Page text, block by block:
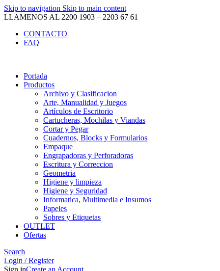
Skip to navigation Skip to main content
LLAMENOS AL 2200 1903 – 2203 67 61
CONTACTO
FAQ
Portada
Productos
Archivo y Clasificacion
Arte, Manualidad y Juegos
Artículos de Escritorio
Cartucheras, Mochilas y Viandas
Cortar y Pegar
Cuadernos, Blocks y Formularios
Empaque
Engrapadoras y Perforadoras
Escritura y Correccion
Geometria
Higiene y limpieza
Higiene y Seguridad
Informatica, Multimedia e Insumos
Papeles
Sobres y Etiquetas
OUTLET
Ofertas
Search
Login / Register
Sign inCreate an Account